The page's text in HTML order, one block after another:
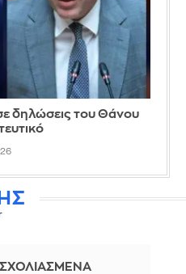
δηλώσεις του Θάνου
ΣΧΟΛΙΑΣΜΕΝΑ